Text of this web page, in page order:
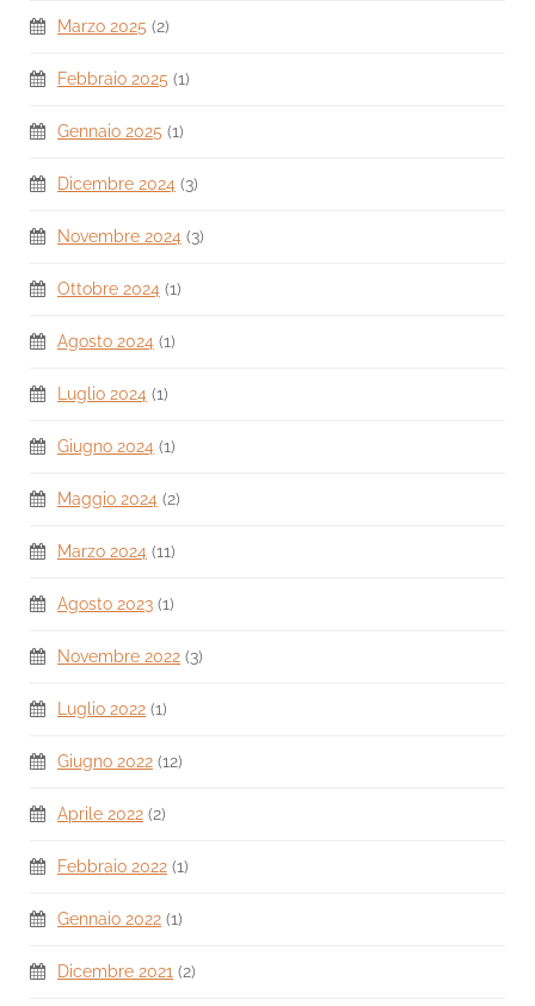
Marzo 2025 (2)
Febbraio 2025 (1)
Gennaio 2025 (1)
Dicembre 2024 (3)
Novembre 2024 (3)
Ottobre 2024 (1)
Agosto 2024 (1)
Luglio 2024 (1)
Giugno 2024 (1)
Maggio 2024 (2)
Marzo 2024 (11)
Agosto 2023 (1)
Novembre 2022 (3)
Luglio 2022 (1)
Giugno 2022 (12)
Aprile 2022 (2)
Febbraio 2022 (1)
Gennaio 2022 (1)
Dicembre 2021 (2)